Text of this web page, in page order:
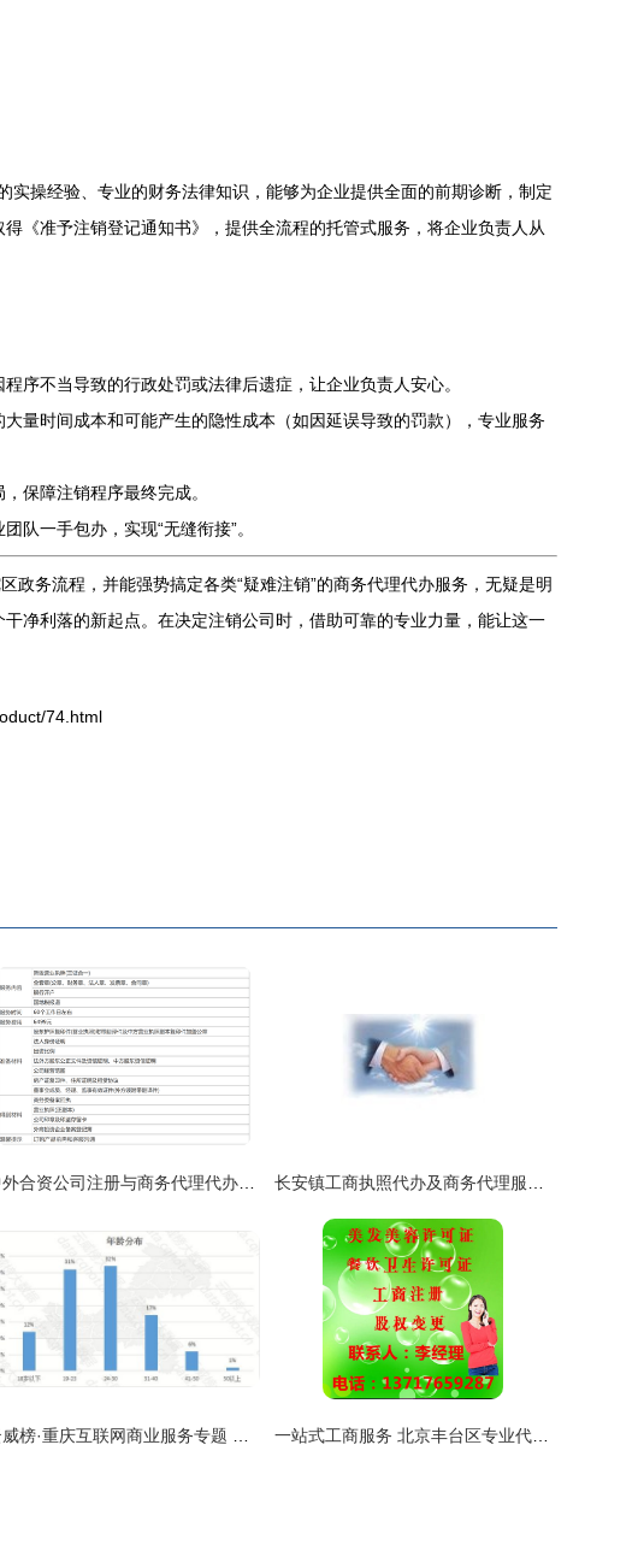
实操经验、专业的财务法律知识，能够为企业提供全面的前期诊断，制定
《准予注销登记通知书》，提供全流程的托管式服务，将企业负责人从
序不当导致的行政处罚或法律后遗症，让企业负责人安心。
量时间成本和可能产生的隐性成本（如因延误导致的罚款），专业服务
保障注销程序最终完成。
队一手包办，实现“无缝衔接”。
务流程，并能强势搞定各类“疑难注销”的商务代理代办服务，无疑是明
净利落的新起点。在决定注销公司时，借助可靠的专业力量，能让这一
74.html